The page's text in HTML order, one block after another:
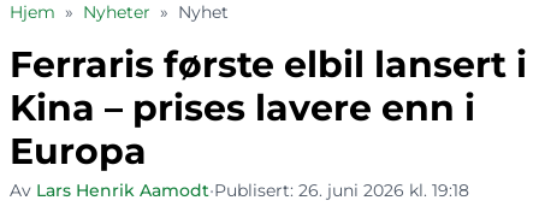
Hjem » Nyheter » Nyhet
Ferraris første elbil lansert i
Kina – prises lavere enn i
Europa
Av Lars Henrik Aamodt•Publisert: 26. juni 2026 kl. 19:18